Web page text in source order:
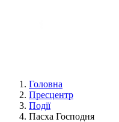
Головна
Пресцентр
Події
Пасха Господня